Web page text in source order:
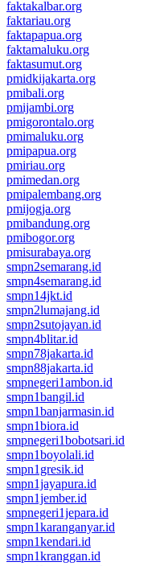
faktakalbar.org
faktariau.org
faktapapua.org
faktamaluku.org
faktasumut.org
pmidkijakarta.org
pmibali.org
pmijambi.org
pmigorontalo.org
pmimaluku.org
pmipapua.org
pmiriau.org
pmimedan.org
pmipalembang.org
pmijogja.org
pmibandung.org
pmibogor.org
pmisurabaya.org
smpn2semarang.id
smpn4semarang.id
smpn14jkt.id
smpn2lumajang.id
smpn2sutojayan.id
smpn4blitar.id
smpn78jakarta.id
smpn88jakarta.id
smpnegeri1ambon.id
smpn1bangil.id
smpn1banjarmasin.id
smpn1biora.id
smpnegeri1bobotsari.id
smpn1boyolali.id
smpn1gresik.id
smpn1jayapura.id
smpn1jember.id
smpnegeri1jepara.id
smpn1karanganyar.id
smpn1kendari.id
smpn1kranggan.id